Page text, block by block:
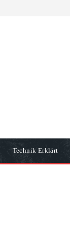
Technik Erklärt